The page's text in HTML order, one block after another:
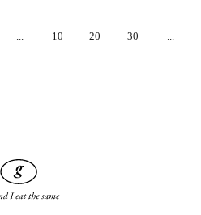
10 20 30